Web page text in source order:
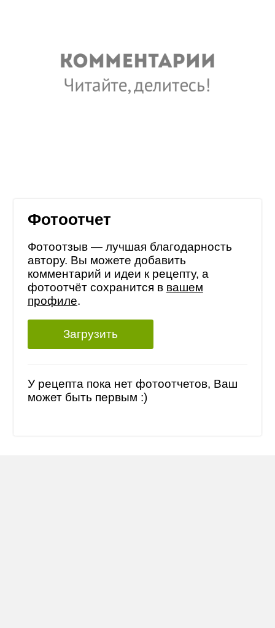
Фотоотчет
Фотоотзыв — лучшая благодарность
автору. Вы можете добавить
комментарий и идеи к рецепту, а
фотоотчёт сохранится в вашем
профиле.
Загрузить
У рецепта пока нет фотоотчетов, Ваш
может быть первым :)